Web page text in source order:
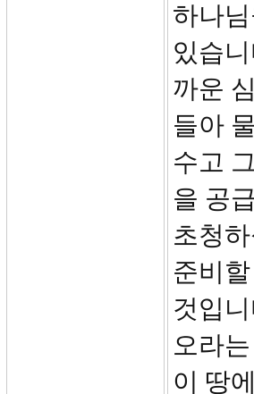
하나
있습
까운
들아
수고
을 공
초청
준비
것입
오라
이 땅